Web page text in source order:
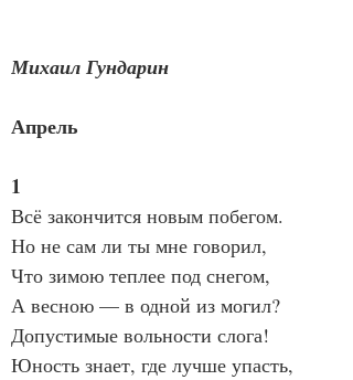
Михаил Гундарин
Апрель
1
Всё закончится новым побегом.
Но не сам ли ты мне говорил,
Что зимою теплее под снегом,
А весною — в одной из могил?
Допустимые вольности слога!
Юность знает, где лучше упасть,